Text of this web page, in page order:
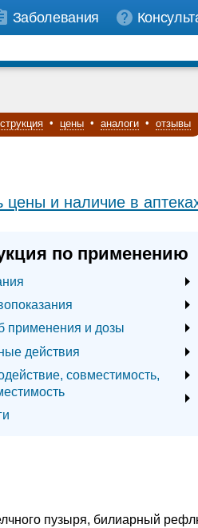
Заболевания
• цены • аналоги • отзывы
цены и наличие в
по применению
применения и дозы
действия
совместимость,
пузыря, билиарный